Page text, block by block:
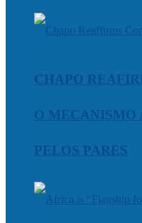
CHAPO
O MECANISMO
PELOS PARES